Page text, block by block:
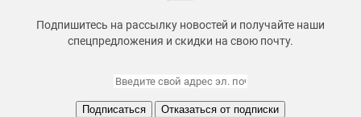
Подпишитесь на рассылку новостей и получайте наши
спецпредложения и скидки на свою почту.
Подписаться Отказаться от подписки